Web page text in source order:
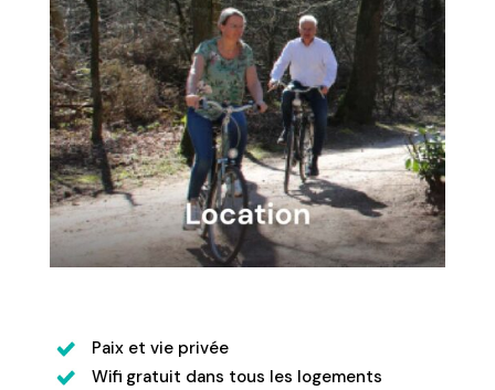
Paix et vie privée
Wifi gratuit dans tous les logements